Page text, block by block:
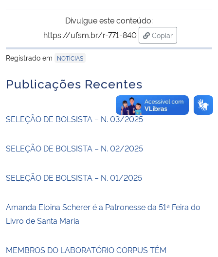
Gabinete de Segurança Institucional
Advocacia-Geral da União
Divulgue este conteúdo:
https://ufsm.br/r-771-840
Copiar
para área de
Registrado em
NOTÍCIAS
Publicações Recentes
SELEÇÃO DE BOLSISTA – N. 03/2025
SELEÇÃO DE BOLSISTA – N. 02/2025
SELEÇÃO DE BOLSISTA – N. 01/2025
Amanda Eloina Scherer é a Patronesse da 51ª Feira do
Livro de Santa Maria
MEMBROS DO LABORATÓRIO CORPUS TÊM